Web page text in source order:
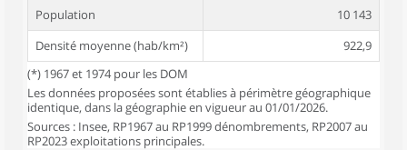
Population
10 143
Densité moyenne (hab/km²)
922,9
(*) 1967 et 1974 pour les DOM
Les données proposées sont établies à périmètre géographique
identique, dans la géographie en vigueur au 01/01/2026.
Sources : Insee, RP1967 au RP1999 dénombrements, RP2007 au
RP2023 exploitations principales.